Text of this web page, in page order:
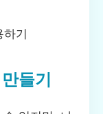
하기
들기